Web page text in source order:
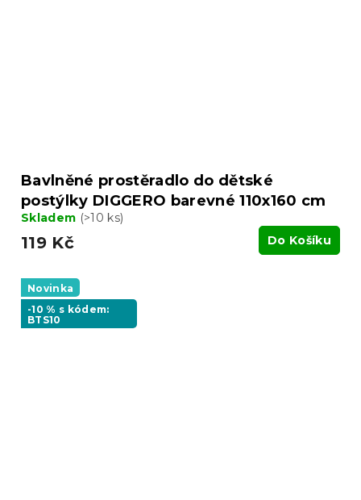
Bavlněné prostěradlo do dětské
postýlky DIGGERO barevné 110x160 cm
Skladem (>10 ks)
119 Kč Do Košíku
Novinka
-10 % s kódem:
BTS10